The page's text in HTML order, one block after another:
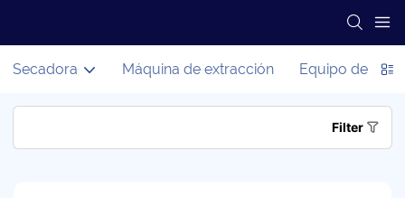
Secadora Máquina de extracción Equipo de
Filter